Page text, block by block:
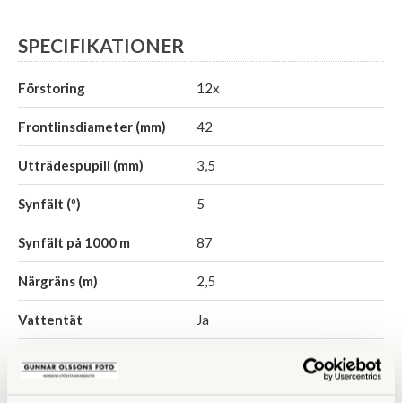
SPECIFIKATIONER
Förstoring 12x
Frontlinsdiameter (mm) 42
Utträdespupill (mm) 3,5
Synfält (º) 5
Synfält på 1000 m 87
Närgräns (m) 2,5
Vattentät Ja
Fokuseringstyp